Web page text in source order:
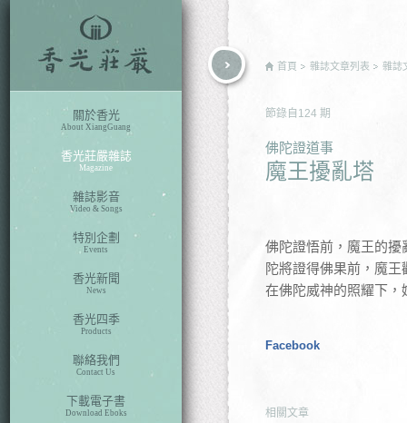
關於香光
About XiangGuang
香光莊嚴雜誌
Magazine
雜誌影音
Video & Songs
特別企劃
Events
香光新聞
News
香光四季
Products
聯絡我們
Contact Us
下載電子書
Download Eboks
首頁 雜誌文章列表 雜誌
節錄自 124 期
佛陀證道事
魔王擾亂塔
佛陀證悟前，魔王的
陀將證得佛果前，魔
在佛陀威神的照耀下
Facebook
相關文章